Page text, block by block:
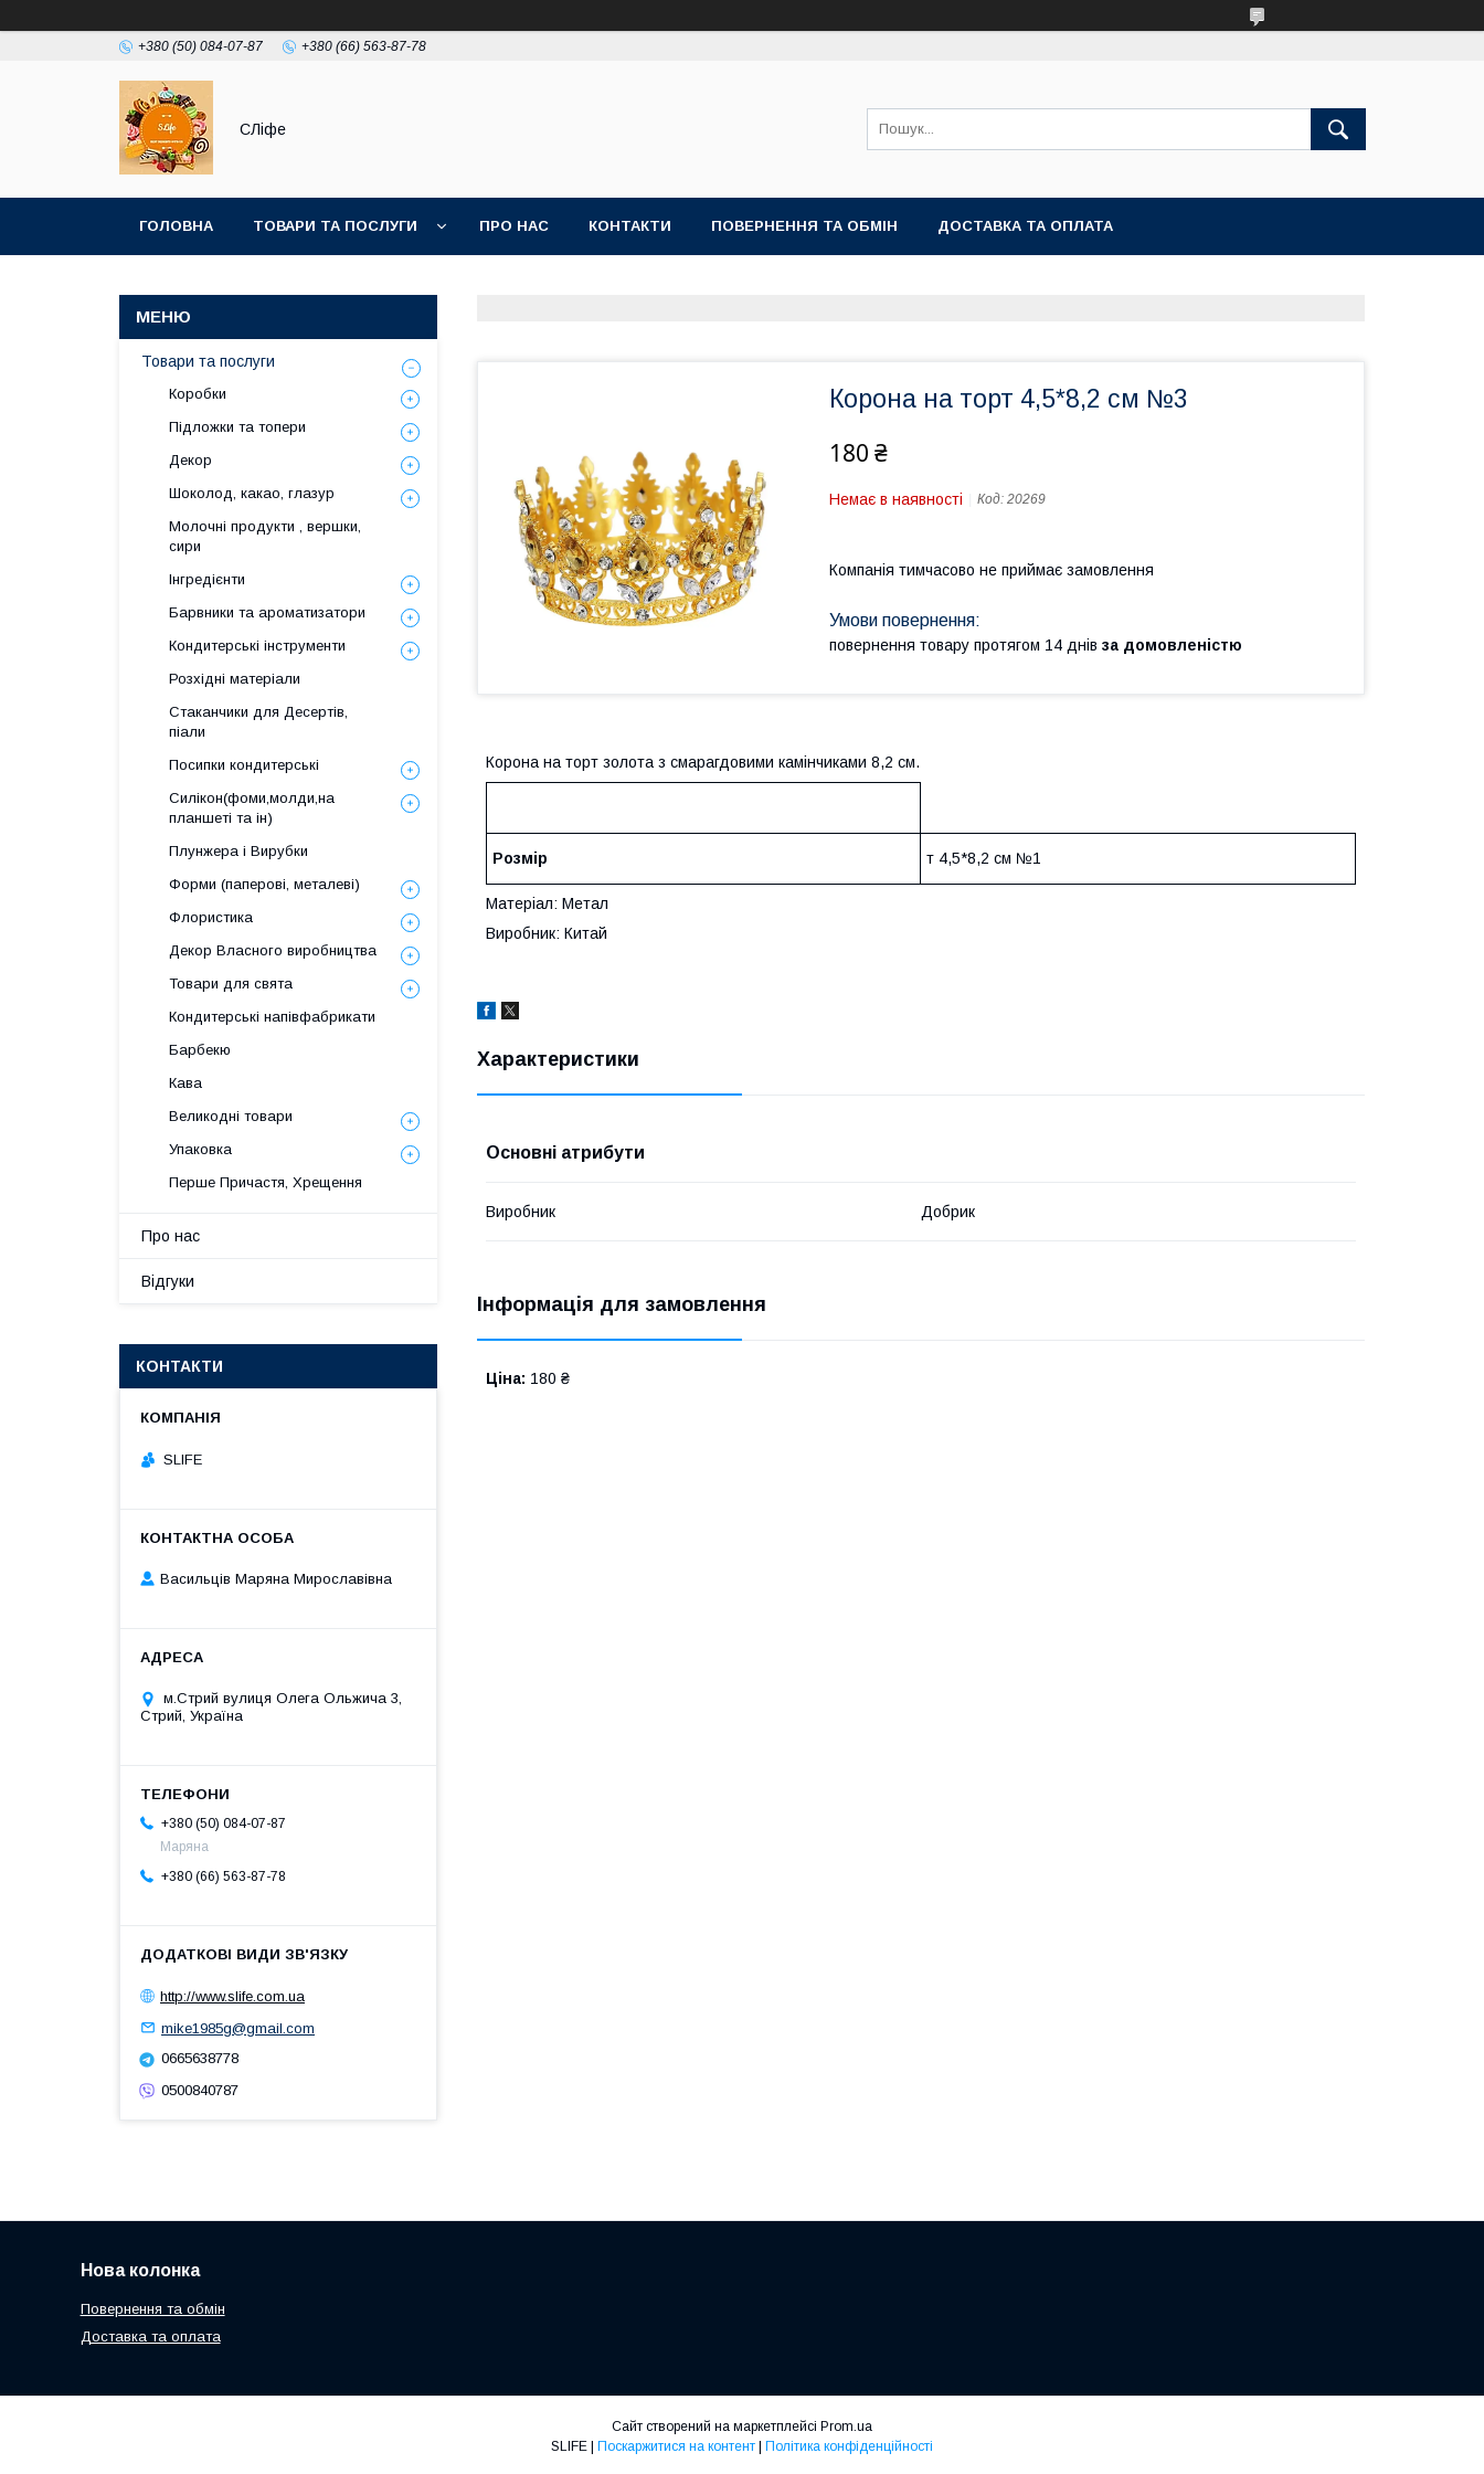
+380 (50) 084-07-87 +380 (66) 563-87-78
СЛіфе
ГОЛОВНА ТОВАРИ ТА ПОСЛУГИ ПРО НАС КОНТАКТИ ПОВЕРНЕННЯ ТА ОБМІН ДОСТАВКА ТА ОПЛАТА
Корона на торт 4,5*8,2 см №3
180 ₴
Немає в наявності Код: 20269
Компанія тимчасово не приймає замовлення
повернення товару протягом 14 днів за домовленістю
Корона на торт золота з смарагдовими камінчиками 8,2 см.
Розмір т 4,5*8,2 см №1
Матеріал: Метал
Виробник: Китай
Характеристики
Основні атрибути
Виробник Добрик
Інформація для замовлення
Ціна: 180 ₴
Товари та послуги
Коробки
Підложки та топери
Декор
Шоколод, какао, глазур
Молочні продукти , вершки,
сири
Інгредієнти
Барвники та ароматизатори
Кондитерські інструменти
Розхідні матеріали
Стаканчики для Десертів,
піали
Посипки кондитерські
Силікон(фоми,молди,на
планшеті та ін)
Плунжера і Вирубки
Форми (паперові, металеві)
Флористика
Декор Власного виробництва
Товари для свята
Кондитерські напівфабрикати
Барбекю
Кава
Великодні товари
Упаковка
Перше Причастя, Хрещення
Про нас
Відгуки
КОНТАКТИ
SLIFE
Васильців Маряна Мирославівна
м.Стрий вулиця Олега Ольжича 3,
Стрий, Україна
+380 (50) 084-07-87
Маряна
+380 (66) 563-87-78
http://www.slife.com.ua
mike1985g@gmail.com
0665638778
0500840787
Нова колонка
Повернення та обмін
Доставка та оплата
Сайт створений на маркетплейсі Prom.ua
Поскаржитися на контент Політика конфіденційності